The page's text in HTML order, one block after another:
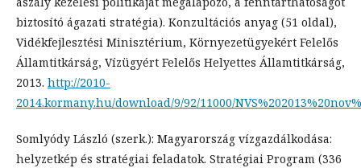
biztosító ágazati stratégia). Konzultációs anyag (51 oldal),
Vidékfejlesztési Minisztérium, Környezetügyekért Felelős
Államtitkárság, Vízügyért Felelős Helyettes Államtitkárság,
2013. http://2010-
2014.kormany.hu/download/9/92/11000/
Somlyódy László (szerk.): Magyarország vízgazdálkodása:
helyzetkép és stratégiai feladatok. Stratégiai Program (336